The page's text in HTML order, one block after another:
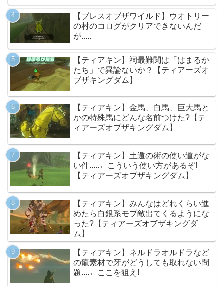
【ブレスオブザワイルド】ウオトリー
の村のコログがクリアできないんだ
が.....
【ティアキン】祠最難関は「はまるか
たち」で異論ないか？【ティアーズオ
ブザキングダム】
【ティアキン】金馬、白馬、巨大馬と
かの特殊馬にどんな名前つけた?【テ
ィアーズオブザキングダム】
【ティアキン】土遁の術の使い道がな
い件.....←こういう使い方があるぞ!
【ティアーズオブザキングダム】
【ティアキン】みんなはどれくらい進
めたら白銀系モブ敵出てくるようにな
った?【ティアーズオブザキングダ
ム】
【ティアキン】ネルドラオルドラなど
の龍素材で牙がどうしても取れない問
題....←ここを狙え!